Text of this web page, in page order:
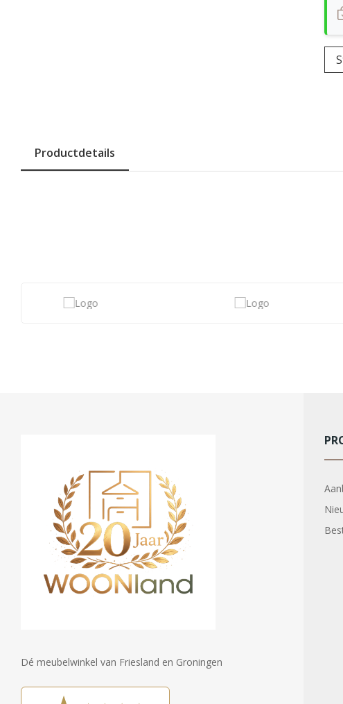
Productdetails
Dé meubelwinkel van Friesland en Groningen